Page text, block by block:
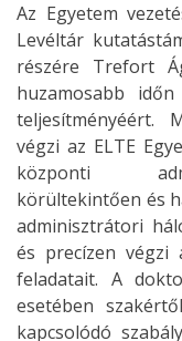
Az Egyetem
Levéltár
részére Trefort
huzamosabb
teljesítményéért.
végzi az ELTE
központi
körültekintően és
adminisztrátori
és precízen végzi
feladatait. A
esetében
kapcsolódó